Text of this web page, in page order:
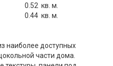
0.52 кв. м.
0.44 кв. м.
наиболее доступных
части дома.